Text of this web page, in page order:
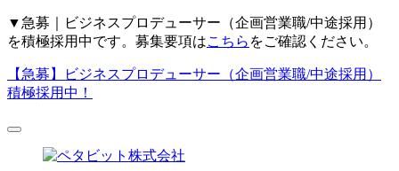
▼ 急募｜ビジネスプロデューサー（企画営業職/中途採用）
を積極採用中です。募集要項はこちら をご確認ください。
【急募】
ビジネスプロデューサー（企画営業職/中途採用）
積極採用中！